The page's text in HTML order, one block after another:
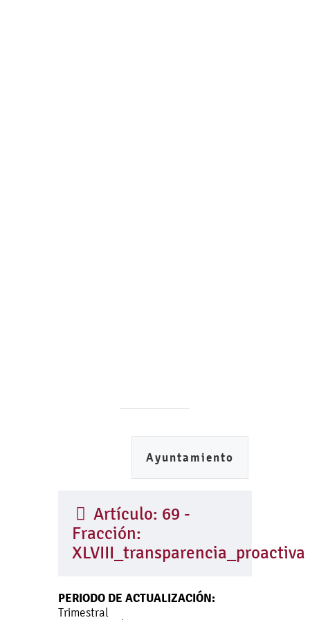
Ayuntamiento
Artículo: 69 -
Fracción:
XLVIII_transparencia_proactiva
PERIODO DE ACTUALIZACIÓN:
Trimestral